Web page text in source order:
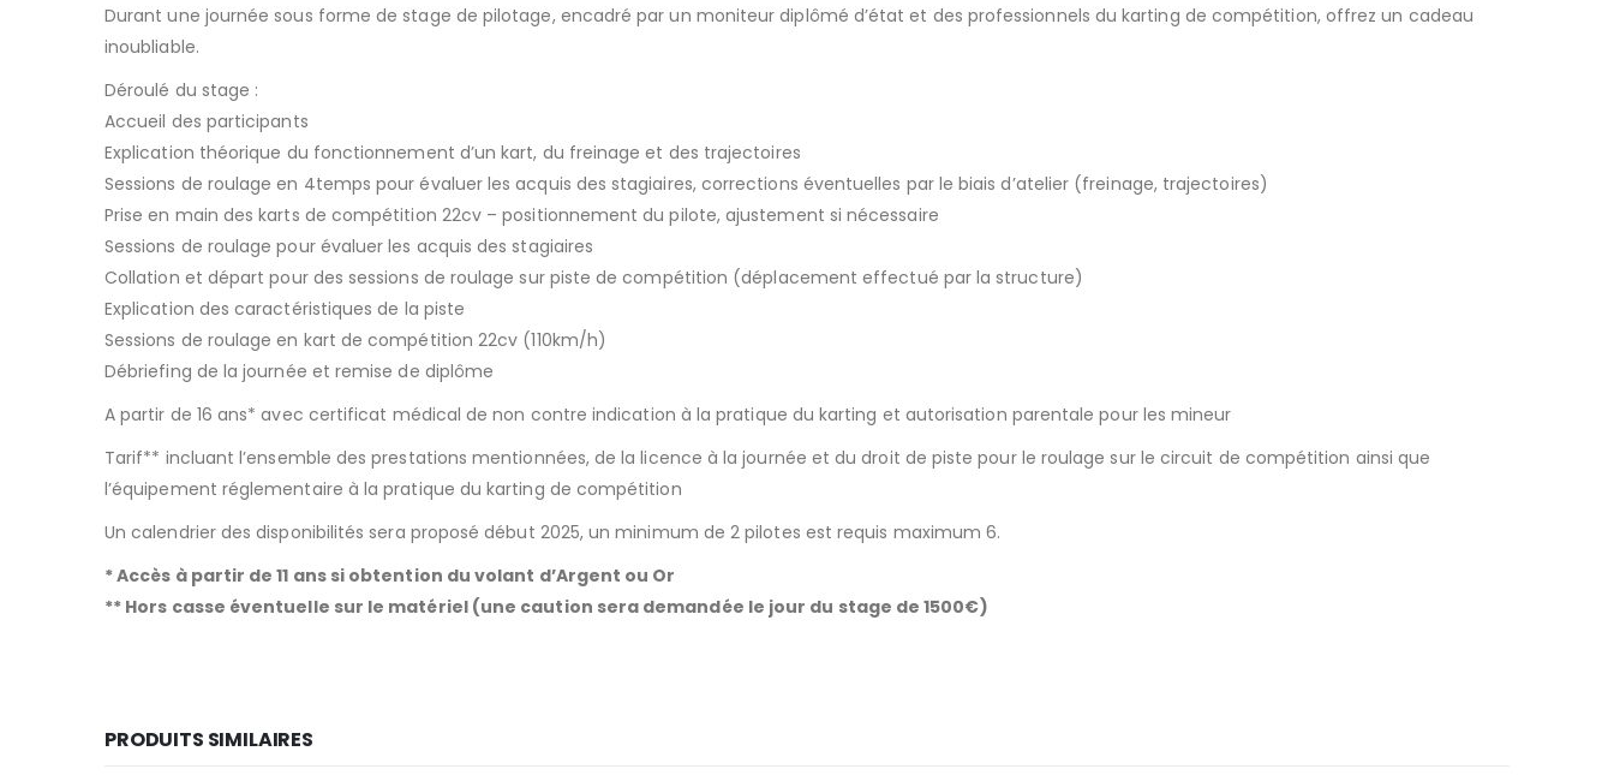
Durant une journée sous forme de stage de pilotage, encadré par un moniteur diplômé d’état et des professionnels du karting de compétition, offrez un cadeau
inoubliable.
Déroulé du stage :
Accueil des participants
Explication théorique du fonctionnement d’un kart, du freinage et des trajectoires
Sessions de roulage en 4temps pour évaluer les acquis des stagiaires, corrections éventuelles par le biais d’atelier (freinage, trajectoires)
Prise en main des karts de compétition 22cv – positionnement du pilote, ajustement si nécessaire
Sessions de roulage pour évaluer les acquis des stagiaires
Collation et départ pour des sessions de roulage sur piste de compétition (déplacement effectué par la structure)
Explication des caractéristiques de la piste
Sessions de roulage en kart de compétition 22cv (110km/h)
Débriefing de la journée et remise de diplôme
A partir de 16 ans* avec certificat médical de non contre indication à la pratique du karting et autorisation parentale pour les mineur
Tarif** incluant l’ensemble des prestations mentionnées, de la licence à la journée et du droit de piste pour le roulage sur le circuit de compétition ainsi que
l’équipement réglementaire à la pratique du karting de compétition
Un calendrier des disponibilités sera proposé début 2025, un minimum de 2 pilotes est requis maximum 6.
* Accès à partir de 11 ans si obtention du volant d’Argent ou Or
** Hors casse éventuelle sur le matériel (une caution sera demandée le jour du stage de 1500€)
PRODUITS SIMILAIRES